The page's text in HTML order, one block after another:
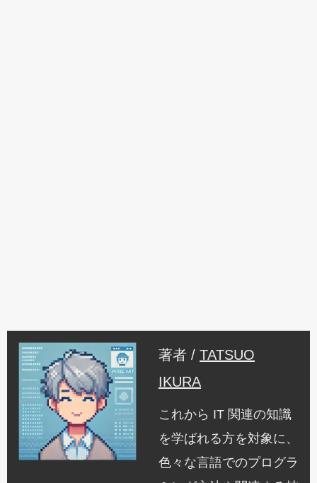
著者 / TATSUO
IKURA
これから IT 関連の知識
を学ばれる方を対象に、
色々な言語でのプログラ